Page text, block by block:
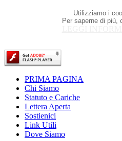
Utilizziamo i
Per saperne di più,
PRIMA PAGINA
Chi Siamo
Statuto e Cariche
Lettera Aperta
Sostienici
Link Utili
Dove Siamo